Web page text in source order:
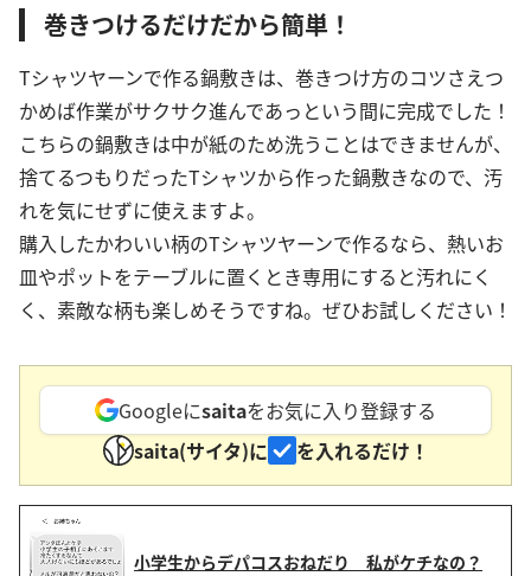
巻きつけるだけだから簡単！
Tシャツヤーンで作る鍋敷きは、巻きつけ方のコツさえつ
かめば作業がサクサク進んであっという間に完成でした！
こちらの鍋敷きは中が紙のため洗うことはできませんが、
捨てるつもりだったTシャツから作った鍋敷きなので、汚
れを気にせずに使えますよ。
購入したかわいい柄のTシャツヤーンで作るなら、熱いお
皿やポットをテーブルに置くとき専用にすると汚れにく
く、素敵な柄も楽しめそうですね。ぜひお試しください！
Googleにsaitaをお気に入り登録する
saita(サイタ)に
を入れるだけ！
小学生からデパコスおねだり 私がケチなの？